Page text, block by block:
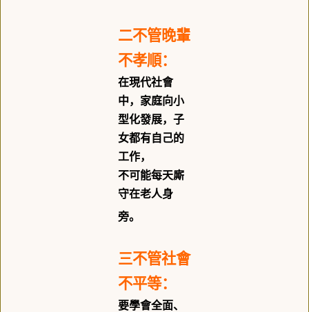
二不管晚輩
不孝順：
在現代社會
中，家庭向小
型化發展，子
女都有自己的
工作，
不可能每天廝
守在老人身
旁。
三不管社會
不平等：
要學會全面、